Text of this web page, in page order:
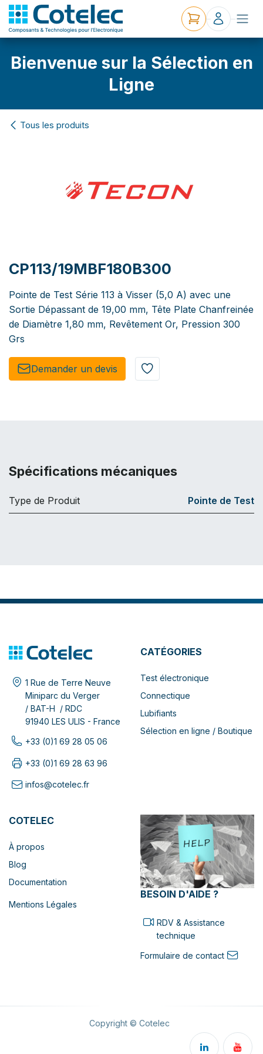
Bienvenue sur la Sélection en
Ligne
Tous les produits
CP113/19MBF180B300
Pointe de Test Série 113 à Visser (5,0 A) avec une
Sortie Dépassant de 19,00 mm, Tête Plate Chanfreinée
de Diamètre 1,80 mm, Revêtement Or, Pression 300
Grs
Demander un de​​vis​​
Spécifications mécaniques
Type de Produit Pointe de Test
1 Rue de Terre Neuve
Miniparc du Verger
/ BAT-H / RDC
91940 LES ULIS - France
+33 (0)1 69 28 05 06
+33 (0)1 69 28 63 96
infos@cotelec.fr
CATÉGORIES
Test électronique
Connectique
Lubifiants
Sélection en ligne / Boutique
COTELEC
À propos
Blog
Documentation
Mentions Légales
BESOIN D'AIDE ?
RDV & Assistance
technique
Formulaire de contact
Copyright © Cotelec